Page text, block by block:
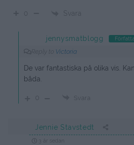
0 Svara
jennysmatblogg
Victoria
De var fantastiska på olika vis.
båda.
0 Svara
Jennie Stavstedt
3 år sedan